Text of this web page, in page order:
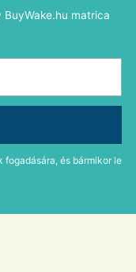
BuyWake.hu matrica
és bármikor le